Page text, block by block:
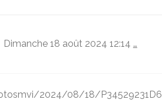
Dimanche 18 août 2024 12:14 …
2024/08/18/